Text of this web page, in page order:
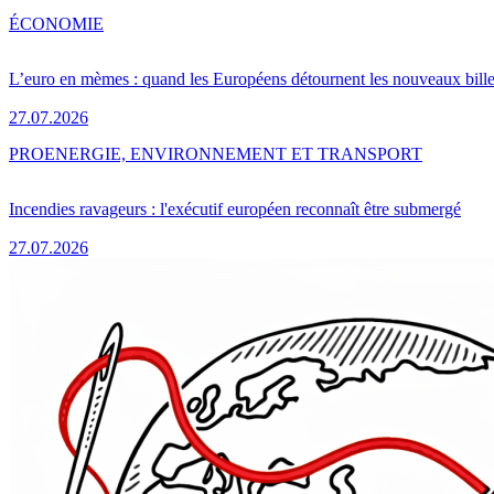
L’euro en mèmes : quand les Européens détournent les nouveaux
27.07.2026
ÉCONOMIE
Incendies ravageurs : l'exécutif européen reconnaît être submergé
27.07.2026
PROENERGIE, ENVIRONNEMENT ET TRANSPORT